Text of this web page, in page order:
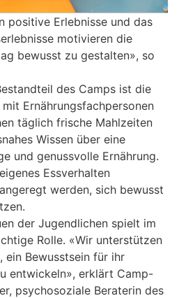
positive Erlebnisse und das
motivieren die
bewusst zu gestalten», so
des Camps ist die
Ernährungsfachpersonen
täglich frische Mahlzeiten
Wissen über eine
und genussvolle Ernährung.
Essverhalten
werden, sich bewusst
der Jugendlichen spielt im
Rolle. «Wir unterstützen
ein Bewusstsein für ihr
entwickeln», erklärt Camp-
psychosoziale Beraterin des